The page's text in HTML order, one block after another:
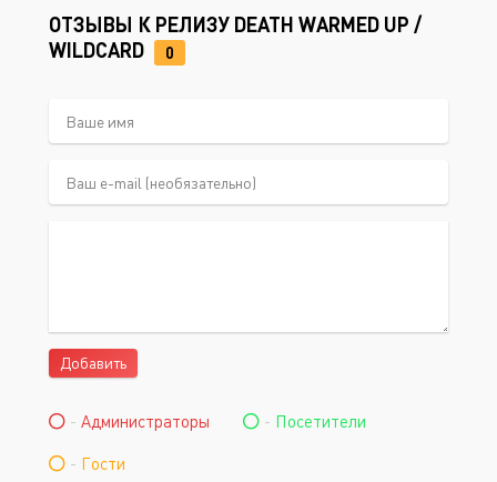
ОТЗЫВЫ К РЕЛИЗУ DEATH WARMED UP /
WILDCARD
0
Добавить
- Администраторы - Посетители
- Гости